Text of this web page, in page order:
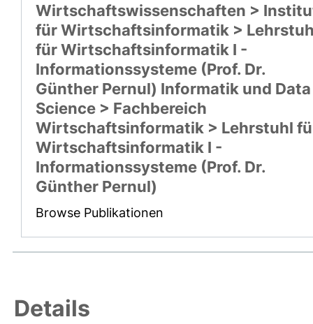
Wirtschaftswissenschaften >
für Wirtschaftsinformatik >
für Wirtschaftsinformatik I -
Informationssysteme (Prof. Dr.
Günther Pernul) Informatik und Data
Science > Fachbereich
Wirtschaftsinformatik > Lehrstuhl
Wirtschaftsinformatik I -
Informationssysteme (Prof. Dr.
Günther Pernul)
Browse Publikationen
Details